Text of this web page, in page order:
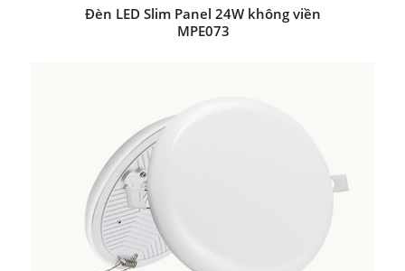
Đèn LED Slim Panel 24W không viền
MPE073